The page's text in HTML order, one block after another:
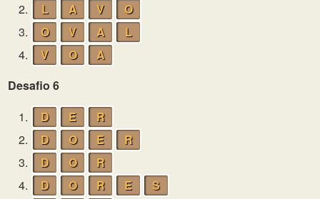
2.
L A V
O
3.
O V A
L
4.
V O
A
Desafio 6
1.
D E
R
2.
D O E
R
3.
D O
R
4.
D O R E
S